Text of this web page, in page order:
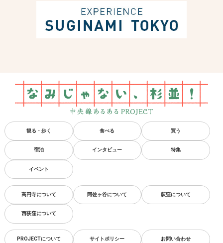
観る・歩く 食べる 買う
宿泊 インタビュー 特集
イベント
高円寺について 阿佐ヶ谷について 荻窪について
西荻窪について
PROJECTについて サイトポリシー お問い合わせ